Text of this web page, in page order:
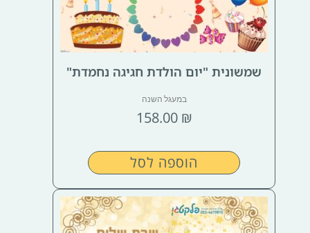
שמשונית "יום הולדת חגיגה נחמדת"
במעגל השנה
158.00 ₪
הוספה לסל